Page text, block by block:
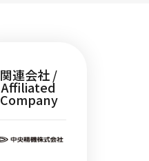
関連会社 /
Affiliated
Company